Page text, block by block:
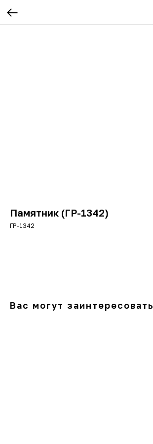
Памятник (ГР-1342)
ГР-1342
Вас могут заинтересовать